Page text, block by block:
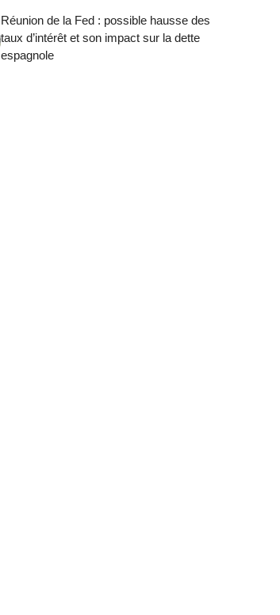
Réunion de la Fed : possible hausse des
taux d’intérêt et son impact sur la dette
espagnole